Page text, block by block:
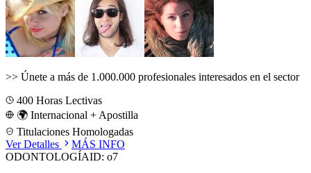
>> Únete a más de 1.000.000 profesionales interesados en el sector
400 Horas Lectivas
🌍 Internacional + Apostilla
Titulaciones Homologadas
Ver Detalles
MÁS INFO
ODONTOLOGÍAID: o7